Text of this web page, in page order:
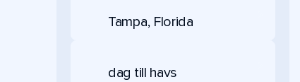
Tampa, Florida
dag till havs